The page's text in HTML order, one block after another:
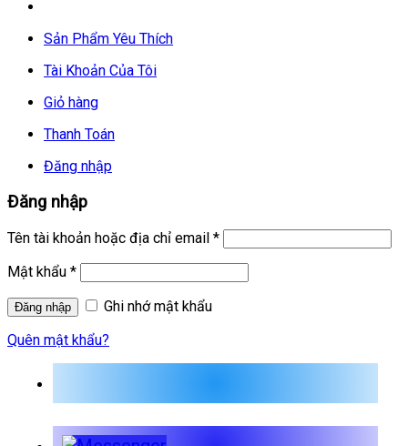
Sản Phẩm Yêu Thích
Tài Khoản Của Tôi
Giỏ hàng
Thanh Toán
Đăng nhập
Đăng nhập
Tên tài khoản hoặc địa chỉ email *
Mật khẩu *
Ghi nhớ mật khẩu
Quên mật khẩu?